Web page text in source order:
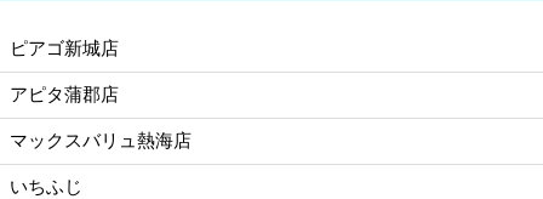
ピアゴ新城店
アピタ蒲郡店
マックスバリュ熱海店
いちふじ